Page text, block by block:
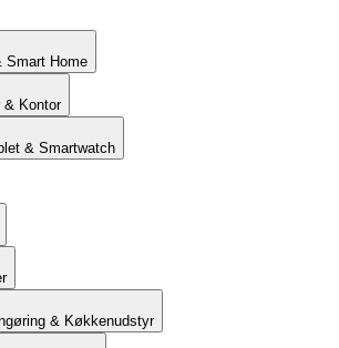
Smart Home
& Kontor
& Smartwatch
& Køkkenudstyr